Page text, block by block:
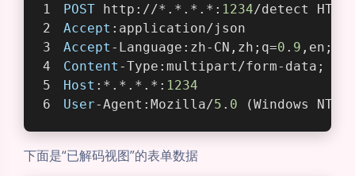
POST http://*.*.*.*: 1234/detect
Accept :application/json
Accept -Language:zh-CN,zh;q=0 . 9 ,en;q=
Content -Type:multipart/form-data;
Host :*.*.*.*: 1234
User-Agent:Mozilla/5 . 0 (Windows NT
下面是“已解码视图”的表单数据